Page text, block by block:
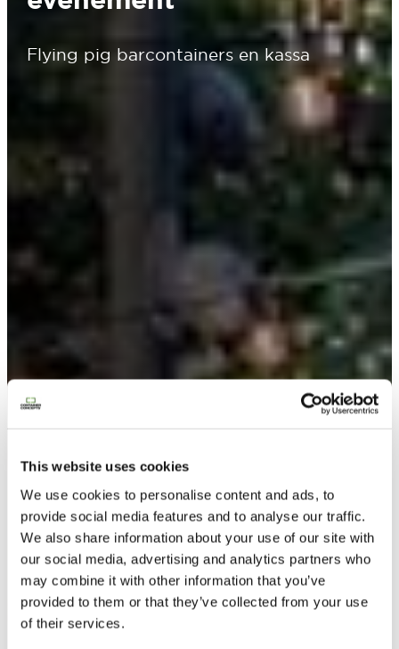
This website uses cookies
We use cookies to personalise content and ads, to
provide social media features and to analyse our traffic.
We also share information about your use of our site with
our social media, advertising and analytics partners who
may combine it with other information that you’ve
provided to them or that they’ve collected from your use
of their services.
Flying pig barcontainers en kassa